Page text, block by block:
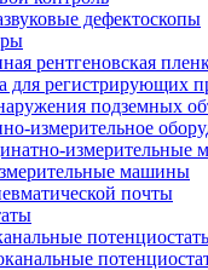
дефектоскопы
рентгеновская
для регистрирующих
подземных
измерительное
измерительные
машины
почты